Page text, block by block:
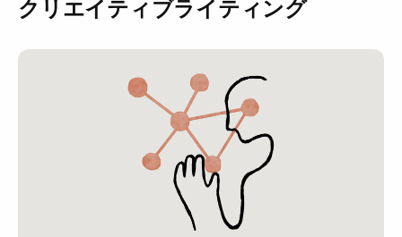
クリエイティブライティング